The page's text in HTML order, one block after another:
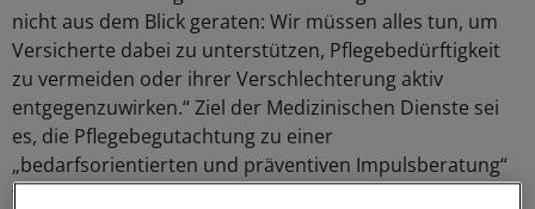
nicht aus dem Blick geraten: Wir müssen alles tun, um
Versicherte dabei zu unterstützen, Pflegebedürftigkeit
zu vermeiden oder ihrer Verschlechterung aktiv
entgegenzuwirken.“ Ziel der Medizinischen Dienste sei
es, die Pflegebegutachtung zu einer
„bedarfsorientierten und präventiven Impulsberatung“
weiterzuentwickeln.